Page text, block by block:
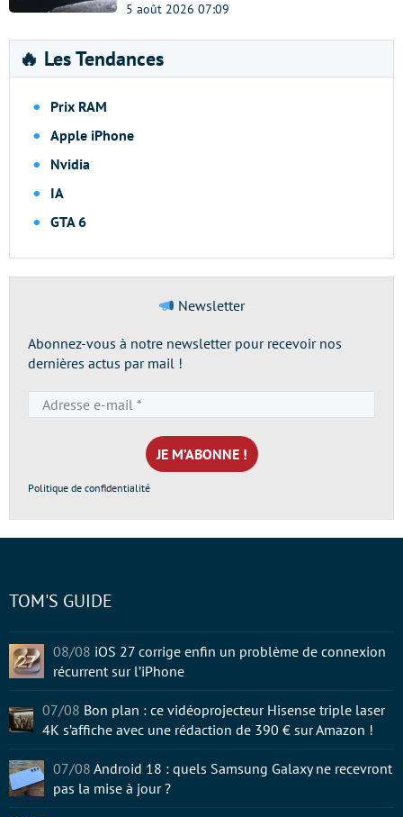
5 août 2026 07:09
🔥 Les Tendances
Prix RAM
Apple iPhone
Nvidia
IA
GTA 6
Newsletter
Abonnez-vous à notre newsletter pour recevoir nos
dernières actus par mail !
e-
mail
*
Politique de confidentialité
TOM'S GUIDE
08/08 iOS 27 corrige enfin un problème de connexion
récurrent sur l’iPhone
07/08 Bon plan : ce vidéoprojecteur Hisense triple laser
4K s’affiche avec une rédaction de 390 € sur Amazon !
07/08 Android 18 : quels Samsung Galaxy ne recevront
pas la mise à jour ?